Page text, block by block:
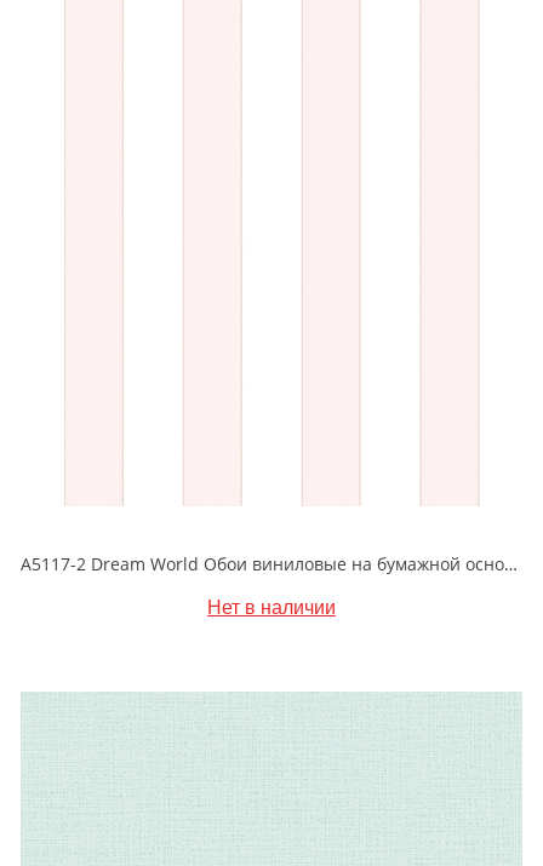
A5117-2 Dream World Обои виниловые на бумажной основе 1.06*15.6
Нет в наличии